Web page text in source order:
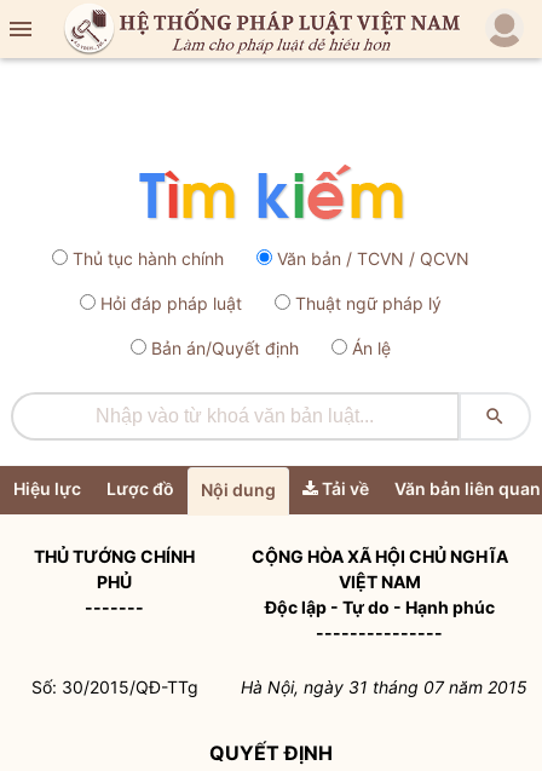

Thủ tục hành chính Văn bản / TCVN / QCVN
Hỏi đáp pháp luật Thuật ngữ pháp lý
Bản án/Quyết định Án lệ

Hiệu lực Lược đồ Nội dung Tải về Văn bản liên quan
THỦ TƯỚNG CHÍNH
PHỦ
-------
CỘNG HÒA XÃ HỘI CHỦ NGHĨA
VIỆT NAM
Độc lập - Tự do - Hạnh phúc
---------------
Số: 30/2015/QĐ-TTg Hà Nội, ngày 31 tháng 07 năm 2015
QUYẾT ĐỊNH